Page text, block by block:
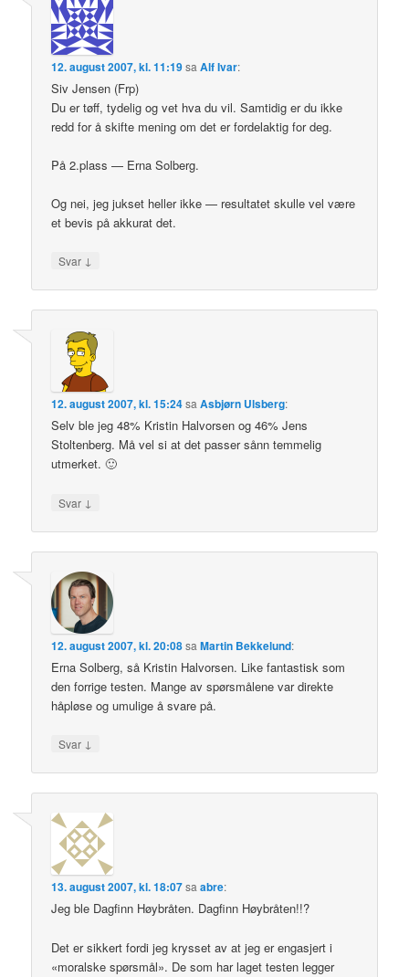
12. august 2007, kl. 11:19sa Alf Ivar:
Siv Jensen (Frp)
Du er tøff, tydelig og vet hva du vil. Samtidig er du ikke
redd for å skifte mening om det er fordelaktig for deg.
På 2.plass — Erna Solberg.
Og nei, jeg jukset heller ikke — resultatet skulle vel være
et bevis på akkurat det.
Svar ↓
12. august 2007, kl. 15:24sa Asbjørn Ulsberg:
Selv ble jeg 48% Kristin Halvorsen og 46% Jens
Stoltenberg. Må vel si at det passer sånn temmelig
utmerket. 🙂
Svar ↓
12. august 2007, kl. 20:08sa Martin Bekkelund:
Erna Solberg, så Kristin Halvorsen. Like fantastisk som
den forrige testen. Mange av spørsmålene var direkte
håpløse og umulige å svare på.
Svar ↓
13. august 2007, kl. 18:07sa abre:
Jeg ble Dagfinn Høybråten. Dagfinn Høybråten!!?
Det er sikkert fordi jeg krysset av at jeg er engasjert i
«moralske spørsmål». De som har laget testen legger